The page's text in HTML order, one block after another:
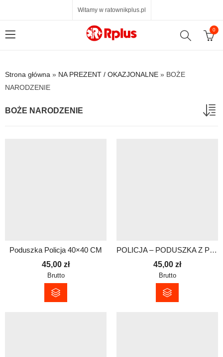
Witamy w ratownikplus.pl
0
Strona główna » NA PREZENT / OKAZJONALNE » BOŻE
NARODZENIE
BOŻE NARODZENIE
Poduszka Policja 40×40 CM
45,00 zł
Brutto
POLICJA – PODUSZKA Z POSZEWKĄ 40×40 cm
45,00 zł
Brutto